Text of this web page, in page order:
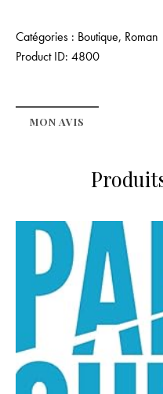
Catégories : Boutique, Roman
Product ID: 4800
MON AVIS